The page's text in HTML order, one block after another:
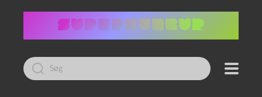
Led
efter: